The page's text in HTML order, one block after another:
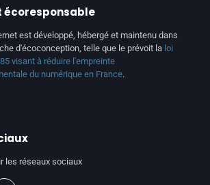
écoresponsable
est développé, hébergé et maintenu dans
d'écoconception, telle que le prévoit la loi
visant à réduire l'empreinte
du numérique en France.
les réseaux sociaux